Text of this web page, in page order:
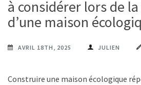
à considérer lors de
d’une maison
AVRIL 18TH, 2025 JULIEN
Construire une maison écologique